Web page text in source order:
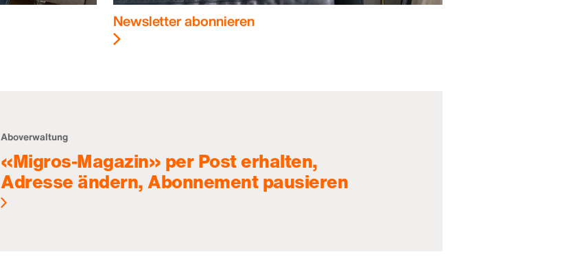
Newsletter abonnieren
Aboverwaltung
«Migros-Magazin» per Post erhalten,
Adresse ändern, Abonnement pausieren